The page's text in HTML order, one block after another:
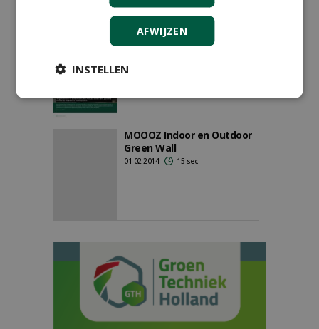
Levend kunstwerk vergroot
de werklust
MOOOZ Indoor en Outdoor
Green Wall
01-02-2014 15 sec
AFWIJZEN
INSTELLEN